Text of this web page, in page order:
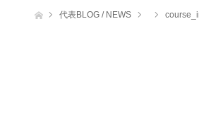
ホーム代表BLOG / NEWS